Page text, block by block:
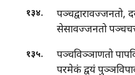
१३४.
पञ्चद्वारावज्जनतो,
सेसावज्जनतो
१३५.
पञ्चविञ्ञाणतो
परमेकं द्वयं